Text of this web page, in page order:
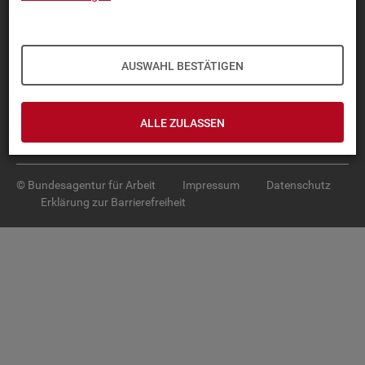
AUSWAHL BESTÄTIGEN
ALLE ZULASSEN
TOP-PRO­DUK­TE
SER­VICE
© Bundesagentur für Arbeit Impressum
Datenschutz
Erklärung zur Barrierefreiheit